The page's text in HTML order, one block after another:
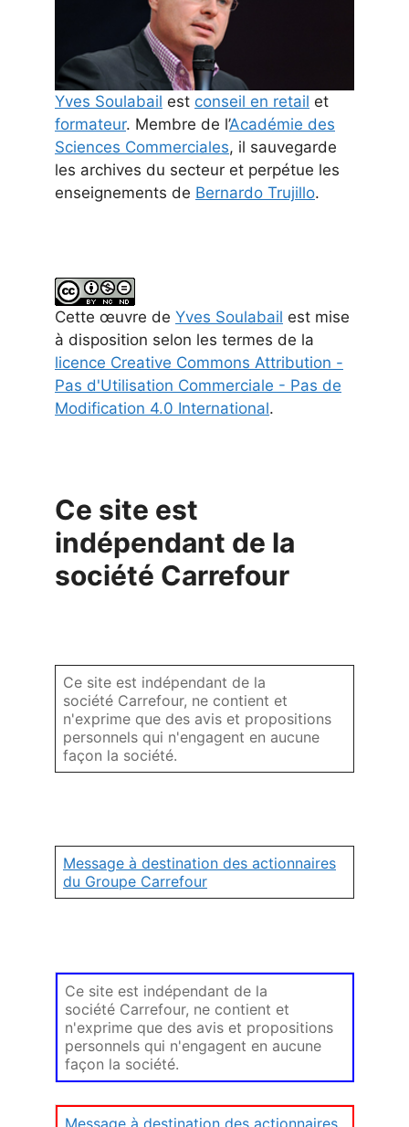
Yves Soulabail est conseil en retail et
formateur. Membre de l’Académie des
Sciences Commerciales, il sauvegarde
les archives du secteur et perpétue les
enseignements de Bernardo Trujillo.
Cette œuvre de Yves Soulabail est mise
à disposition selon les termes de la
licence Creative Commons Attribution -
Pas d'Utilisation Commerciale - Pas de
Modification 4.0 International.
Ce site est
indépendant de la
société Carrefour
Ce site est indépendant de la
société Carrefour, ne contient et
n'exprime que des avis et propositions
personnels qui n'engagent en aucune
façon la société.
Message à destination des actionnaires
du Groupe Carrefour
Ce site est indépendant de la
société Carrefour, ne contient et
n'exprime que des avis et propositions
personnels qui n'engagent en aucune
façon la société.
Message à destination des actionnaires